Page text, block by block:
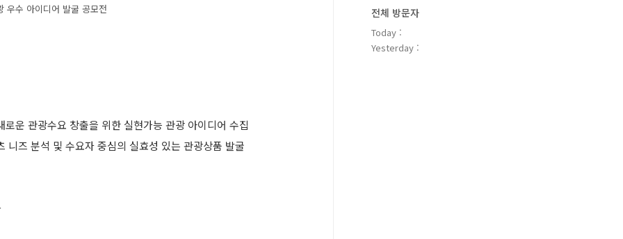
우수 아이디어 발굴 공모전
운 관광수요 창출을 위한 실현가능 관광 아이디어 수집
즈 분석 및 수요자 중심의 실효성 있는 관광상품 발굴
전체 방문자
Today :
Yesterday :